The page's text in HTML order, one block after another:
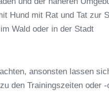
Hund mit Rat und Tat zur
Wald oder in der Stadt
ansonsten lassen
den Trainingszeiten oder -